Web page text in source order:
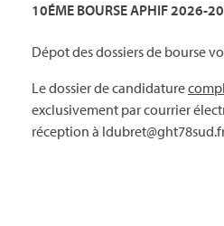
10ÉME BOURSE APHIF 2026-
Dépot des dossiers de bourse
Le dossier de candidature
exclusivement par courrier
réception à